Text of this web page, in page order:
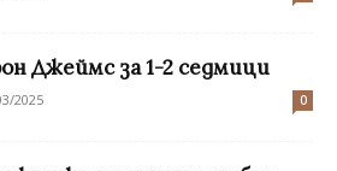
Джеймс за 1-2 седмици
2025 0